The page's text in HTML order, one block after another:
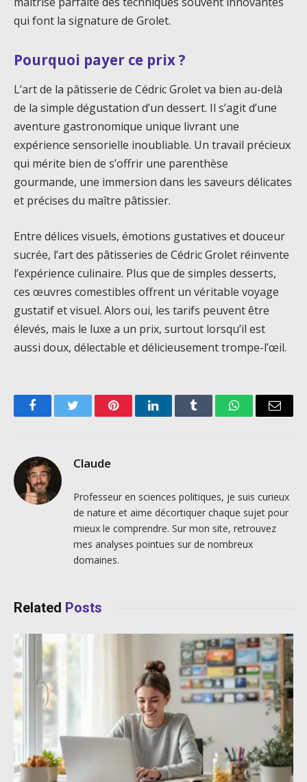
qui font la signature de Grolet.
Pourquoi payer ce prix ?
L’art de la pâtisserie de Cédric Grolet va bien au-delà
de la simple dégustation d’un dessert. Il s’agit d’une
aventure gastronomique unique livrant une
expérience sensorielle inoubliable. Un travail précieux
qui mérite bien de s’offrir une parenthèse
gourmande, une immersion dans les saveurs délicates
et précises du maître pâtissier.
Entre délices visuels, émotions gustatives et douceur
sucrée, l’art des pâtisseries de Cédric Grolet réinvente
l’expérience culinaire. Plus que de simples desserts,
ces œuvres comestibles offrent un véritable voyage
gustatif et visuel. Alors oui, les tarifs peuvent être
élevés, mais le luxe a un prix, surtout lorsqu’il est
aussi doux, délectable et délicieusement trompe-l’œil.
FacebookTwitter PinterestLinkedInTumblr WhatsAppEmail
Claude
Professeur en sciences politiques, je suis curieux
de nature et aime décortiquer chaque sujet pour
mieux le comprendre. Sur mon site, retrouvez
mes analyses pointues sur de nombreux
domaines.
Related Posts